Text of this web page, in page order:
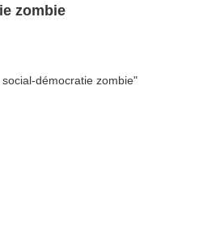
zombie